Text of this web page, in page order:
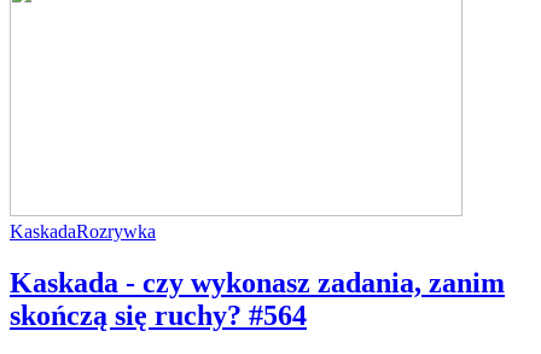
KaskadaRozrywka
Kaskada - czy wykonasz zadania, zanim
skończą się ruchy? #564